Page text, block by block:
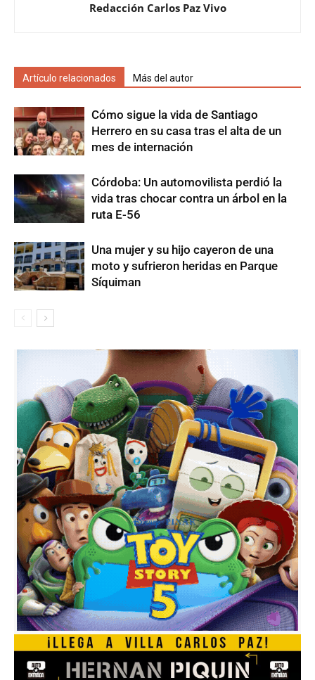
Redacción Carlos Paz Vivo
Artículo relacionados Más del autor
Cómo sigue la vida de Santiago
Herrero en su casa tras el alta de un
mes de internación
Córdoba: Un automovilista perdió la
vida tras chocar contra un árbol en la
ruta E-56
Una mujer y su hijo cayeron de una
moto y sufrieron heridas en Parque
Síquiman